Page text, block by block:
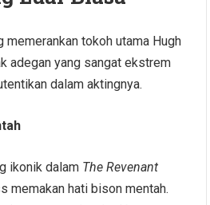
memerankan tokoh utama Hugh
adegan yang sangat ekstrem
dalam aktingnya.
ikonik dalam The Revenant
memakan hati bison mentah.